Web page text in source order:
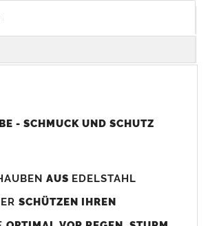
ALS GESTALTERISCHES
DES BAUWERKS.
beziehen sich immer auf das
angefertigt (siehe Bild/Zeichnung unten).
- SCHMUCK UND SCHUTZ
AUS EDELSTAHL
SCHÜTZEN IHREN